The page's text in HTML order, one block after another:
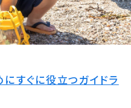
すぐに役立つガイドラ